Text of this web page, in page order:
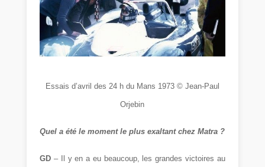
Essais d’avril des 24 h du Mans 1973 © Jean-Paul
Orjebin
Quel a été le moment le plus exaltant chez Matra ?
GD – Il y en a eu beaucoup, les grandes victoires au